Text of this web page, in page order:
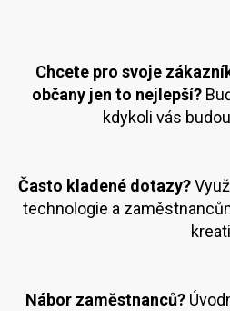
Chcete pro svoje
občany jen to nejlepší?
kdykoli vás
Často kladené dotazy?
technologie a
Nábor zaměstnanců?